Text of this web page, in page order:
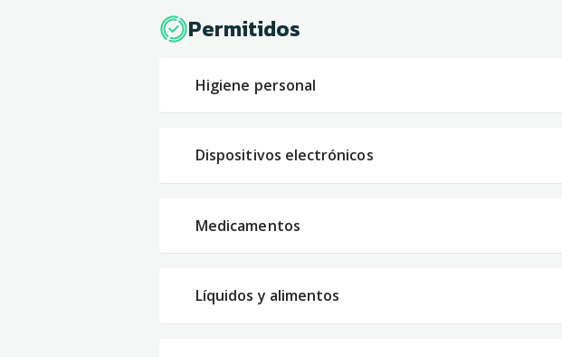
Permitidos
Higiene personal
Dispositivos electrónicos
Medicamentos
Líquidos y alimentos